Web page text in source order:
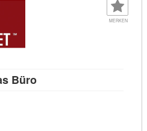
MERKEN
BüroKursdetail: Office Core